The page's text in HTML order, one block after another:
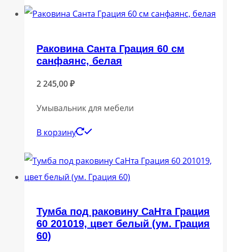
Раковина Санта Грация 60 см
санфаянс, белая
2 245,00₽
Умывальник для мебели
В корзину
Тумба под раковину СаНта Грация
60 201019, цвет белый (ум. Грация
60)